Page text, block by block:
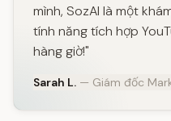
mình, SozAI là một
tính năng tích hợp
hàng giờ!"
Sarah L. — Giám đốc